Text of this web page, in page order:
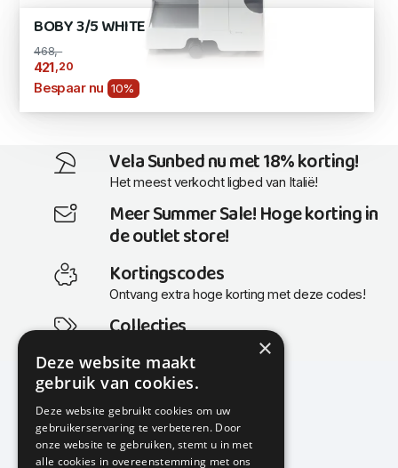
BOBY 3/5 WHITE
468,-
421 ,20
Bespaar nu 10%
Vela Sunbed nu met 18% korting!
Het meest verkocht ligbed van Italië!
Meer Summer Sale! Hoge korting in
de outlet store!
Kortingscodes
Ontvang extra hoge korting met deze codes!
Collecties
Actuele en populaire collecties
KMP Kantoormeubilair
Airport Business Park
×
Deze website maakt
gebruik van cookies.
Deze website gebruikt cookies om uw
gebruikerservaring te verbeteren. Door
onze website te gebruiken, stemt u in met
alle cookies in overeenstemming met ons